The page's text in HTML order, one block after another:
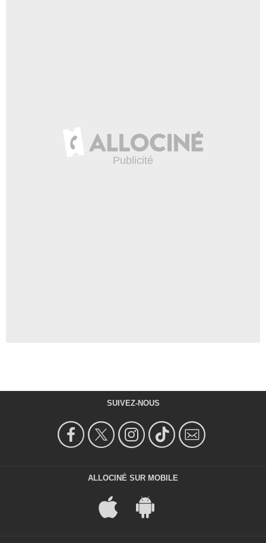
SUIVEZ-NOUS
ALLOCINÉ SUR MOBILE